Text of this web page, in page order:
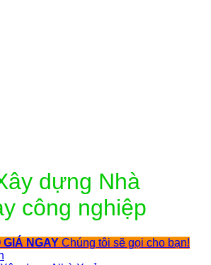
dựng Nhà
công nghiệp
GIÁ NGAY Chúng tôi sẽ gọi cho bạn!